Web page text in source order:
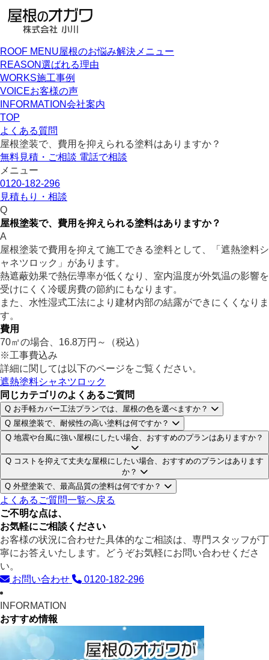
ROOF MENU屋根のお悩み解決メニュー
REASON選ばれる理由
WORKS施工事例
VOICEお客様の声
INFORMATION会社案内
TOP
よくある質問
屋根塗装で、費用を抑えられる塗料はありますか？
無料見積・ご相談 電話で相談
メニュー
0120-182-296
見積もり・相談
Q
屋根塗装で、費用を抑えられる塗料はありますか？
A
屋根塗装で費用を抑えて施工できる塗料として、「遮熱塗料シ
ャネツロック」があります。
熱遮蔽効果で熱伝導率が低くなり、室内温度が外気温の影響を
受けにくく冷暖房費の節約にもなります。
また、水性湿式工法により建材内部の結露ができにくくなりま
す。
費用
70㎡の場合、16.8万円～（税込）
※工事費込み
詳細に関しては以下のページをご覧ください。
遮熱塗料シャネツロック
同じカテゴリのよくあるご質問
Q お手軽カバー工法プランでは、屋根の色を選べますか？
Q 屋根塗装で、耐候性の高い塗料は何ですか？
Q 地震や台風に強い屋根にしたい場合、おすすめのプランはありますか？
Q コストを抑えて丈夫な屋根にしたい場合、おすすめのプランはあります
か？
Q 外壁塗装で、最高品質の塗料は何ですか？
よくあるご質問一覧へ戻る
ご不明な点は、
お気軽にご相談ください
お客様の状況に合わせた具体的なご相談は、専門スタッフが丁
寧にお答えいたします。どうぞお気軽にお問い合わせくださ
い。
お問い合わせ
0120-182-296
INFORMATION
おすすめ情報